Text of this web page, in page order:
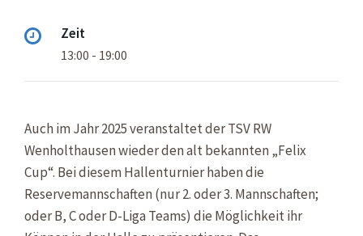
Zeit
13:00 - 19:00
Auch im Jahr 2025 veranstaltet der TSV RW
Wenholthausen wieder den alt bekannten „Felix
Cup“. Bei diesem Hallenturnier haben die
Reservemannschaften (nur 2. oder 3. Mannschaften;
oder B, C oder D-Liga Teams) die Möglichkeit ihr